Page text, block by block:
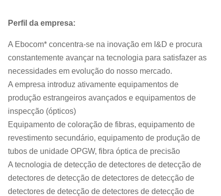
Perfil da empresa:
A Ebocom* concentra-se na inovação em I&D e procura
constantemente avançar na tecnologia para satisfazer as
necessidades em evolução do nosso mercado.
A empresa introduz ativamente equipamentos de
produção estrangeiros avançados e equipamentos de
inspecção (ópticos)
Equipamento de coloração de fibras, equipamento de
revestimento secundário, equipamento de produção de
tubos de unidade OPGW, fibra óptica de precisão
A tecnologia de detecção de detectores de detecção de
detectores de detecção de detectores de detecção de
detectores de detecção de detectores de detecção de